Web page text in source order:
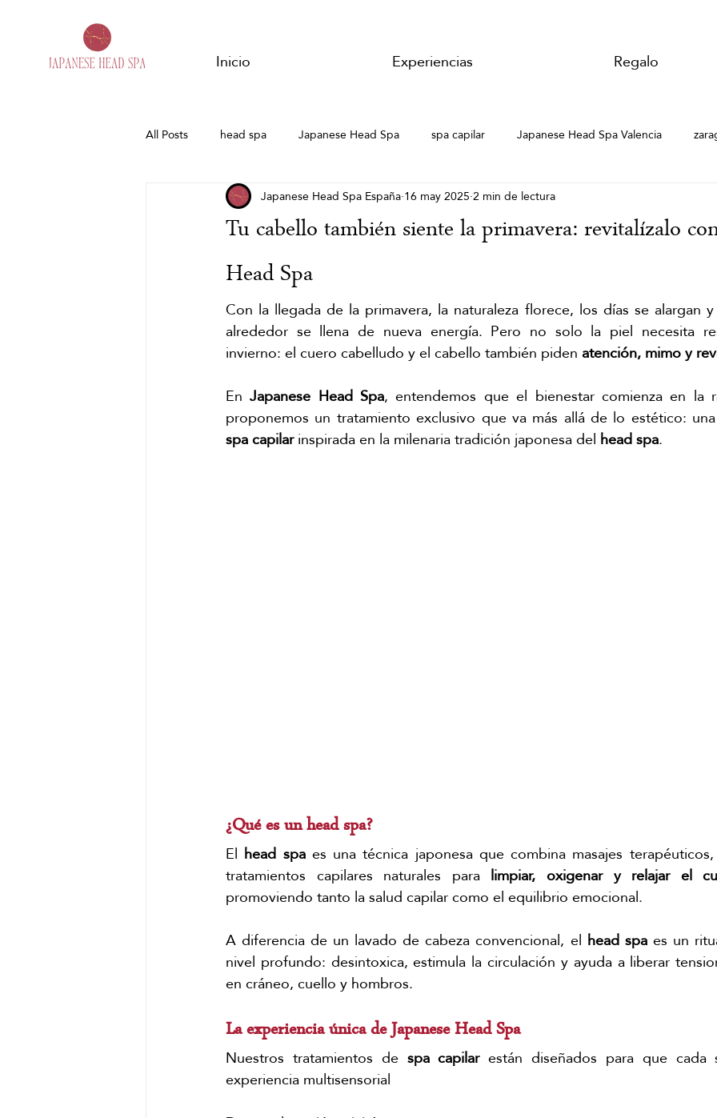
Inicio Experiencias Regalo
All Posts head spa Japanese Head Spa spa capilar Japanese Head Spa Valencia
embarazo Head Spa Hair Spa Zaragoza Hair Spa Zaragoza
Spa Capilar Zaragoza
Masajes del mundo ritual de jengibre masaje chino de jengibre Pekín ginger ritual
Masajes del mundo Kyoto matcha ritual Masaje relajante de matcha ritual corporal de
masaje completo matcha masaje con matcha
Tu cabello también siente la primavera: revitalízalo
Head Spa
Japanese Head Spa España16 may 20252 min de lectura
Con la llegada de la primavera, la naturaleza florece, los días se alargan
alrededor se llena de nueva energía. Pero no solo la piel necesita
invierno: el cuero cabelludo y el cabello también piden atención, mimo y
En Japanese Head Spa, entendemos que el bienestar comienza en la
spa capilar inspirada en la milenaria tradición japonesa del head spa.
¿Qué es un head spa?
El head spa es una técnica japonesa que combina masajes
tratamientos capilares naturales para limpiar, oxigenar y relajar el
promoviendo tanto la salud capilar como el equilibrio emocional.
A diferencia de un lavado de cabeza convencional, el head spa es un
nivel profundo: desintoxica, estimula la circulación y ayuda a liberar
en cráneo, cuello y hombros.
La experiencia única de Japanese Head Spa
Nuestros tratamientos de spa capilar están diseñados para que cada
experiencia multisensorial